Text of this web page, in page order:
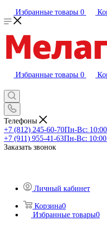
Избранные товары 0
Избранные товары 0
Телефоны
+7 (812) 245-60-70Пн-Вс:
+7 (911) 955-41-63Пн-Вс:
Заказать звонок
Личный кабинет
Корзина0
Избранные товары0